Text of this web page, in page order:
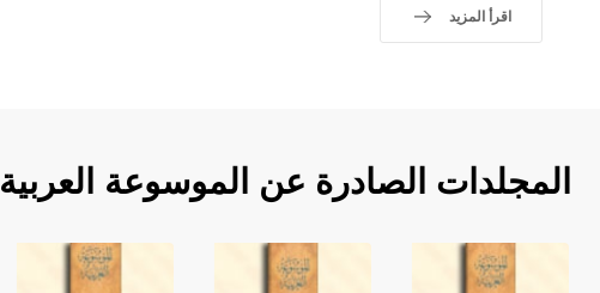
اقرأ المزيد
المجلدات الصادرة عن الموسوعة العربية